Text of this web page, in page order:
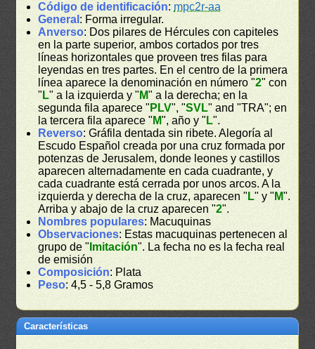
Código de identificación: mpc2r-aa
General : Forma irregular.
Anverso: Dos pilares de Hércules con capiteles
en la parte superior, ambos cortados por tres
líneas horizontales que proveen tres filas para
leyendas en tres partes. En el centro de la primera
línea aparece la denominación en número "2" con
" L" a la izquierda y " M" a la derecha; en la
segunda fila aparece " PLV", "SVL" and "TRA"; en
la tercera fila aparece " M", año y " L".
Reverso: Gráfila dentada sin ribete. Alegoría al
Escudo Español creada por una cruz formada por
potenzas de Jerusalem, donde leones y castillos
aparecen alternadamente en cada cuadrante, y
cada cuadrante está cerrada por unos arcos. A la
izquierda y derecha de la cruz, aparecen " L" y " M".
Arriba y abajo de la cruz aparecen "2".
Nombres populares: Macuquinas
Observaciones: Estas macuquinas pertenecen al
grupo de " Imitación". La fecha no es la fecha real
de emisión
Composición: Plata
Peso: 4,5 - 5,8 Gramos
Características